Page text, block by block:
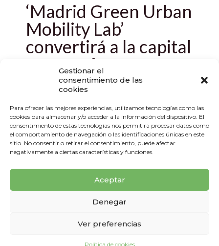
Gestionar el
consentimiento de las
cookies
Para ofrecer las mejores experiencias, utilizamos tecnologías como las
cookies para almacenar y/o acceder a la información del dispositivo. El
consentimiento de estas tecnologías nos permitirá procesar datos como
el comportamiento de navegación o las identificaciones únicas en este
sitio. No consentir o retirar el consentimiento, puede afectar
negativamente a ciertas características y funciones.
Aceptar
Denegar
Ver preferencias
Política de cookies
‘Madrid Green Urban
Mobility Lab’
convertirá a la capital
en un referente
internacional en
innovación y
tecnología de la
movilidad según
Almeida
acompañado por el delegado de Medio Ambiente y
Movilidad, Borja Carabante, ha recibido en el
Ayuntamiento de Madrid a[…]